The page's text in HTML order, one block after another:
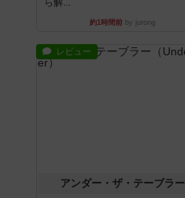
ら解...
約1時間前 by jurong
レビュー
アンダー・ザ・テーブラー